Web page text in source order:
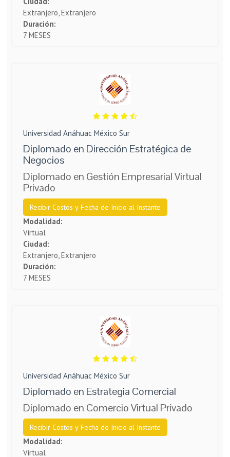
Extranjero, Extranjero
Duración:
7 MESES
Universidad Anáhuac México Sur
Diplomado en Dirección Estratégica de
Negocios
Diplomado en Gestión Empresarial Virtual
Privado
Recibir Costos y Fecha de Inicio al Instante
Modalidad:
Virtual
Ciudad:
Extranjero, Extranjero
Duración:
7 MESES
Universidad Anáhuac México Sur
Diplomado en Estrategia Comercial
Diplomado en Comercio Virtual Privado
Recibir Costos y Fecha de Inicio al Instante
Modalidad:
Virtual